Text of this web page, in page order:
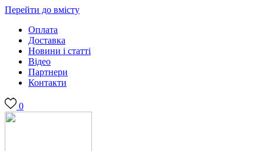
Перейти до вмісту
Оплата
Доставка
Новини і статті
Відео
Партнери
Контакти
0